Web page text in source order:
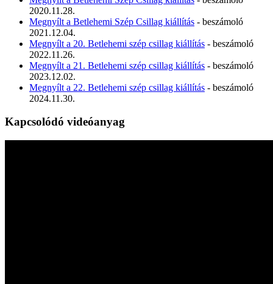
2020.11.28.
Megnyílt a Betlehemi Szép Csillag kiállítás - beszámoló
2021.12.04.
Megnyílt a 20. Betlehemi szép csillag kiállítás - beszámoló
2022.11.26.
Megnyílt a 21. Betlehemi szép csillag kiállítás - beszámoló
2023.12.02.
Megnyílt a 22. Betlehemi szép csillag kiállítás - beszámoló
2024.11.30.
Kapcsolódó videóanyag